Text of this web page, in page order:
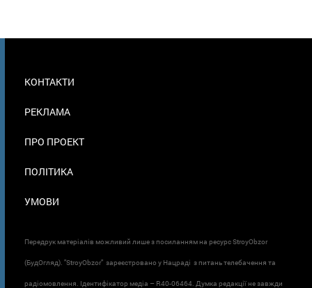
В
КОНТАКТИ
РЕКЛАМА
ПРО ПРОЕКТ
ПОЛІТИКА
УМОВИ
Передрук матеріалів можливий лише з посиланням на ресурс StroyObzor
(БудОгляд). "StroyObzor" зареєстровано у Нацраді з питань телебачення та
радіомовлення. Ідентифікатор медіа – R40-06464. Думка редакції не завжди